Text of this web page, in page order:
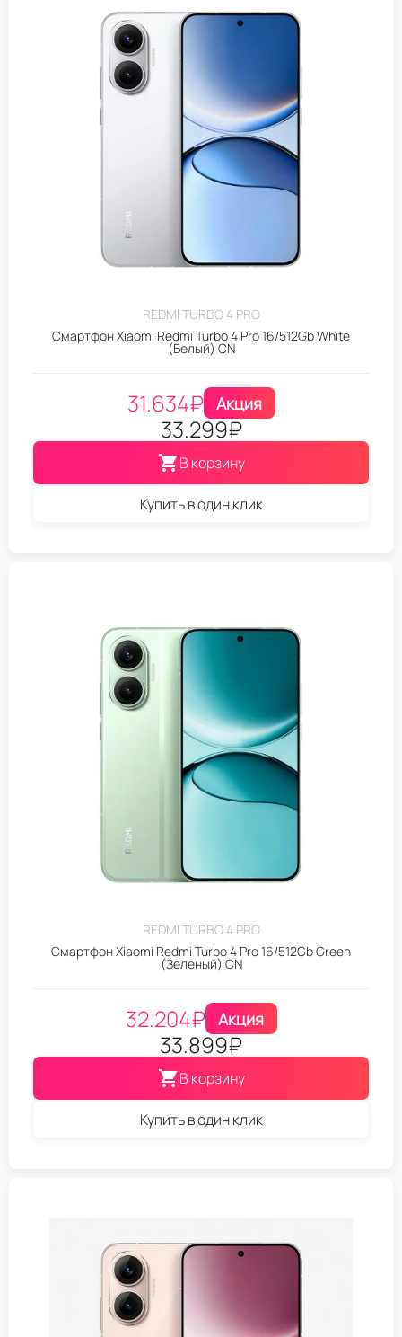
REDMI TURBO 4 PRO
Смартфон Xiaomi Redmi Turbo 4 Pro 16/512Gb White
(Белый) CN
31.634₽ Акция
33.299₽
В корзину
Купить в один клик
REDMI TURBO 4 PRO
Смартфон Xiaomi Redmi Turbo 4 Pro 16/512Gb Green
(Зеленый) CN
32.204₽ Акция
33.899₽
В корзину
Купить в один клик